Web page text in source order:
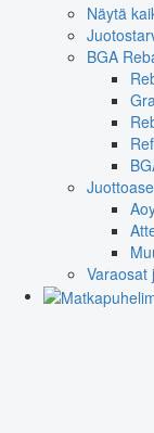
Näytä
BGA
Varaosat